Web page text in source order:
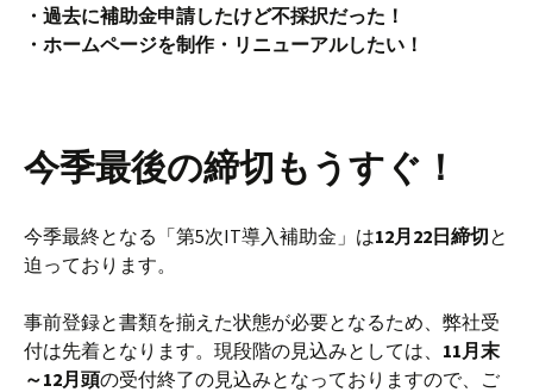
・過去に補助金申請したけど不採択だった！
・ホームページを制作・リニューアルしたい！
今季最後の締切もうすぐ！
今季最終となる「第5次IT導入補助金」は12月22日締切と
迫っております。
事前登録と書類を揃えた状態が必要となるため、弊社受
付は先着となります。現段階の見込みとしては、 11月末
～12月頭の受付終了の見込みとなっておりますので、ご